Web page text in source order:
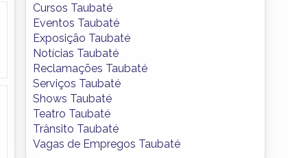
Cursos Taubaté
Eventos Taubaté
Exposição Taubaté
Notícias Taubaté
Reclamações Taubaté
Serviços Taubaté
Shows Taubaté
Teatro Taubaté
Trânsito Taubaté
Vagas de Empregos Taubaté